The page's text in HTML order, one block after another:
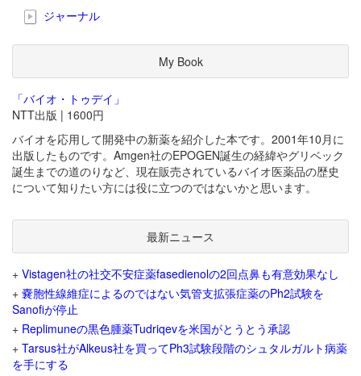
ジャーナル
My Book
「バイオ・トゥデイ」
NTT出版 | 1600円
バイオを応用して開発中の新薬を紹介した本です。2001年10月に
出版したものです。Amgen社のEPOGEN誕生の経緯やグリベック
誕生までの道のりなど、現在販売されているバイオ医薬品の歴史
について知りたい方には役に立つのではないかと思います。
最新ニュース
+ Vistagen社の社交不安症薬fasedienolの2回点鼻も有意効果なし
+ 嚢胞性線維症によるのではない気管支拡張症薬のPh2試験を
Sanofiが停止
+ Replimuneの黒色腫薬Tudriqevを米国がとうとう承認
+ Tarsus社がAlkeus社を買ってPh3試験段階のシュタルガルト病薬
を手にする